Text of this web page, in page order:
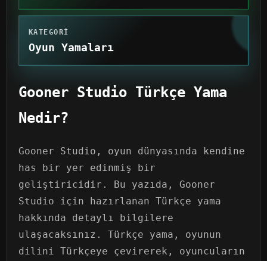
KATEGORI
Oyun Yamaları
Gooner Studio Türkçe Yama
Nedir?
Gooner Studio, oyun dünyasında kendine
has bir yer edinmiş bir
geliştiricidir. Bu yazıda, Gooner
Studio için hazırlanan Türkçe yama
hakkında detaylı bilgilere
ulaşacaksınız. Türkçe yama, oyunun
dilini Türkçeye çevirerek, oyuncuların